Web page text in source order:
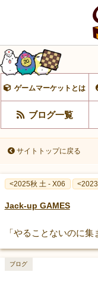
ゲームマーケットとは
ブログ一覧
サイトトップに戻る
<2025秋 土 - X06
Jack-up GAMES
「やることないのに
ブログ